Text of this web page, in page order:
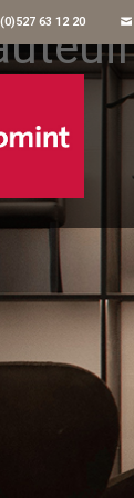
63 12 20